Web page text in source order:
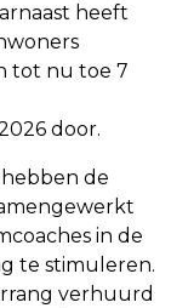
heeft
tot nu toe 7
door.
de
in de
te stimuleren.
verhuurd